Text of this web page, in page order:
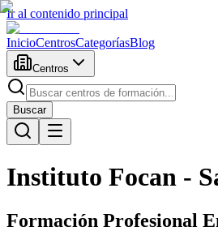
Ir al contenido principal
InicioCentrosCategoríasBlog
Centros
Buscar
Instituto Focan -
Formación Profesional